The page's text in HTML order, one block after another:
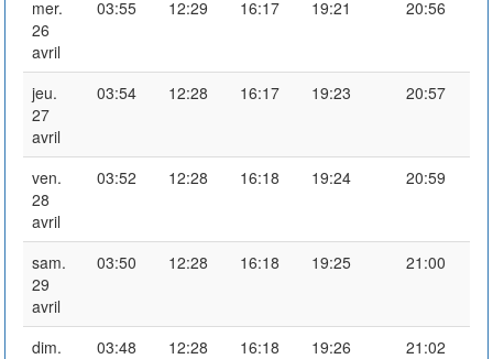
mer.
26
avril
03:55 12:29 16:17 19:21 20:56
jeu.
27
avril
03:54 12:28 16:17 19:23 20:57
ven.
28
avril
03:52 12:28 16:18 19:24 20:59
sam.
29
avril
03:50 12:28 16:18 19:25 21:00
dim.
03:48 12:28 16:18 19:26 21:02